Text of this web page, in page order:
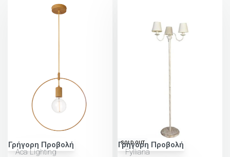
Γρήγορη Προβολή
Aca Lighting
SOLD OUT
Γρήγορη Προβολή
Fylliana